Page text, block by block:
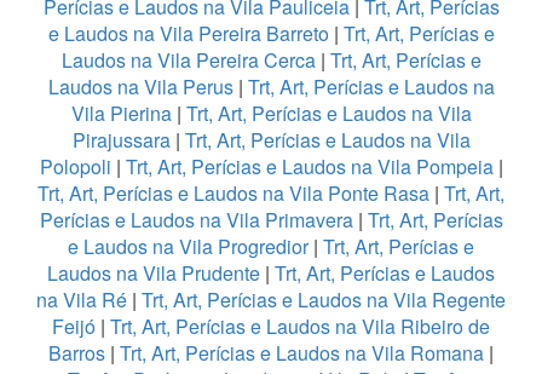
Perícias e Laudos na Vila Pauliceia| Trt, Art, Perícias
e Laudos na Vila Pereira Barreto| Trt, Art, Perícias e
Laudos na Vila Pereira Cerca| Trt, Art, Perícias e
Laudos na Vila Perus| Trt, Art, Perícias e Laudos na
Vila Pierina| Trt, Art, Perícias e Laudos na Vila
Pirajussara| Trt, Art, Perícias e Laudos na Vila
Polopoli | Trt, Art, Perícias e Laudos na Vila Pompeia|
Trt, Art, Perícias e Laudos na Vila Ponte Rasa | Trt, Art,
Perícias e Laudos na Vila Primavera| Trt, Art, Perícias
e Laudos na Vila Progredior| Trt, Art, Perícias e
Laudos na Vila Prudente | Trt, Art, Perícias e Laudos
na Vila Ré | Trt, Art, Perícias e Laudos na Vila Regente
Feijó | Trt, Art, Perícias e Laudos na Vila Ribeiro de
Barros | Trt, Art, Perícias e Laudos na Vila Romana |